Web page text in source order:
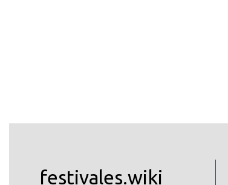
festivales.wiki